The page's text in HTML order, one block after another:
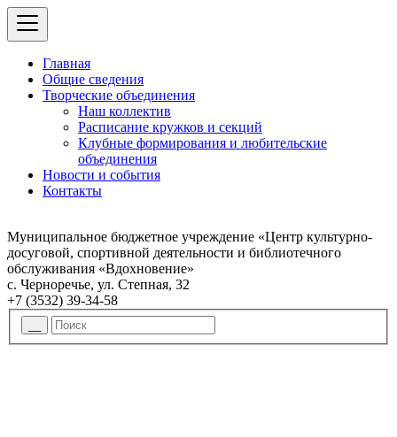
Главная
Общие сведения
Творческие объединения
Наш коллектив
Расписание кружков и секций
Клубные формирования и любительские
объединения
Новости и события
Контакты
Муниципальное бюджетное учреждение «Центр культурно-
досуговой, спортивной деятельности и библиотечного
обслуживания «Вдохновение»
с. Черноречье, ул. Степная, 32
+7 (3532) 39-34-58